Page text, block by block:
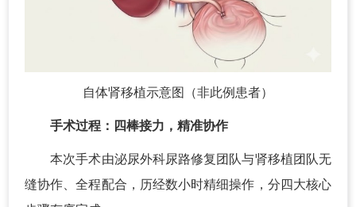
自体肾移植示意图（非此例患者）
手术过程：四棒接力，精准协作
本次手术由泌尿外科尿路修复团队与肾移植团队无
缝协作、全程配合，历经数小时精细操作，分四大核心